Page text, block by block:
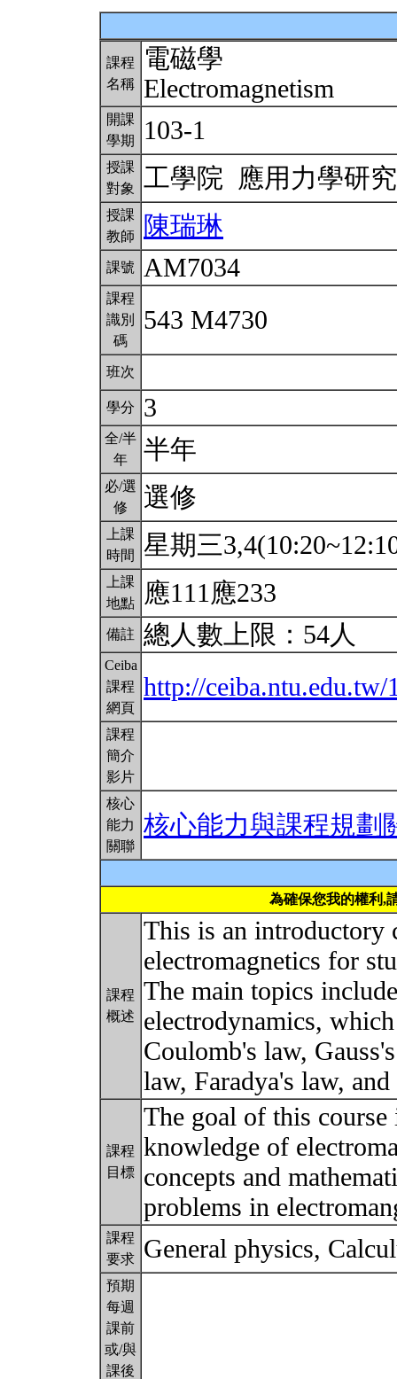
課程
名稱
電磁學
Electromagnetism
開課
學期
103-1
授課
對象
工學院 應用力學研
授課
教師
陳瑞琳
課號 AM7034
課程
識別
碼
543 M4730
班次
學分 3
全/半
年
半年
必/選
修
選修
上課
時間
星期三
上課
地點
應111應233
備註 總人數上限：54人
Ceiba
課程
網頁
http://ceiba.ntu.edu.tw/
課程
簡介
影片
核心
能力
關聯
核心能力與課程規劃
為確保您我的權利,
課程
概述
This is an introductory
electromagnetics for
The main topics
electrodynamics,
Coulomb's law,
law, Faradya's law,
課程
目標
The goal of this
knowledge of
concepts and
problems in
課程
要求
General physics,
預期
每週
課前
或/與
課後